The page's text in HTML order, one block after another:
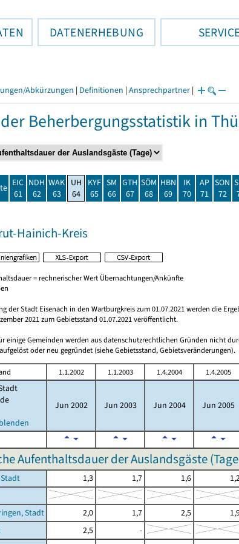
DATENERHEBUNG
Abkürzungen | Definitionen | Ansprechpartner |
Beherbergungsstatistik in
EIC
61
NDH
62
WAK
63
UH
64
KYF
65
SM
66
GTH
67
SÖM
68
HBN
69
IK
70
AP
71
SON
72
Hainich-Kreis
= rechnerischer Wert Übernachtungen/Ankünfte
der Stadt Eisenach in den Wartburgkreis zum 01.07.2021 werden die
2021 zum Gebietsstand 01.07.2021 veröffentlicht.
einige Gemeinden werden aus datenschutzrechtlichen Gründen nicht
oder neu gegründet (siehe Gebietsstand, Gebietsveränderungen).
1.1.2002 1.1.2003 1.4.2004 1.4.2005
Jun 2002 Jun 2003 Jun 2004 Jun 2005
Aufenthaltsdauer der Auslandsgäste
1,3 1,7 1,6
Stadt
2,0 1,7 2,5
2,5
-